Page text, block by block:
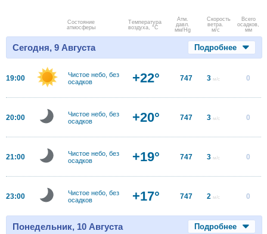
Состояние
атмосферы
Температура
воздуха, °C
Атм.
давл.
мм/Hg
Скорость
ветра.
м/с
Всего
осадков,
мм
Сегодня, 9 Августа Подробнее
19:00
Чистое небо, без
осадков
+22° 747 3 м/с 0
20:00
Чистое небо, без
осадков
+20° 747 3 м/с 0
21:00
Чистое небо, без
осадков
+19° 747 3 м/с 0
23:00
Чистое небо, без
осадков
+17° 747 2 м/с 0
Понедельник, 10 Августа Подробнее